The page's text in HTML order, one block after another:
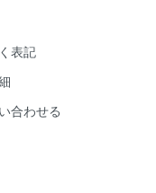
表記
合わせる